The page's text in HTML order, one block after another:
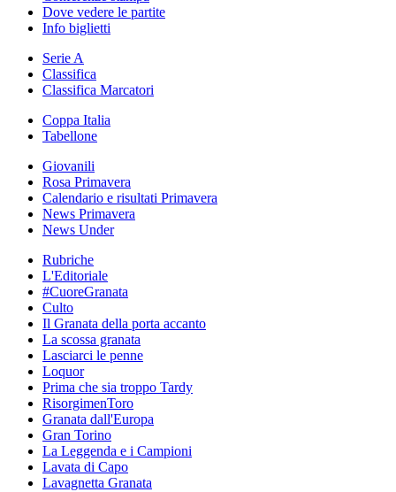
Dove vedere le partite
Info biglietti
Serie A
Classifica
Classifica Marcatori
Coppa Italia
Tabellone
Giovanili
Rosa Primavera
Calendario e risultati Primavera
News Primavera
News Under
Rubriche
L'Editoriale
#CuoreGranata
Culto
Il Granata della porta accanto
La scossa granata
Lasciarci le penne
Loquor
Prima che sia troppo Tardy
RisorgimenToro
Granata dall'Europa
Gran Torino
La Leggenda e i Campioni
Lavata di Capo
Lavagnetta Granata